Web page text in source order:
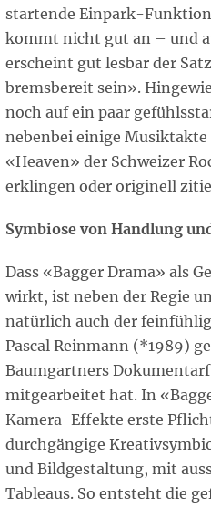
startende Einpark-
kommt nicht gut an – und
erscheint gut lesbar der
bremsbereit sein».
noch auf ein paar
nebenbei einige
«Heaven» der Schweizer
erklingen oder originell
Symbiose von Handlung
Dass «Bagger Drama» als
wirkt, ist neben der Regie
natürlich auch der
Pascal Reinmann (*1989)
Baumgartners
mitgearbeitet hat. In
Kamera-Effekte erste
durchgängige
und Bildgestaltung, mit
Tableaus. So entsteht die